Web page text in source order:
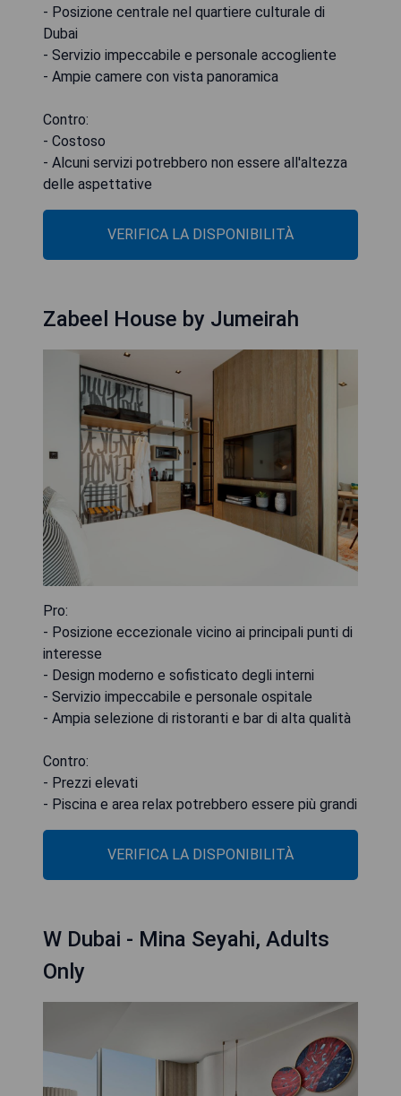
- Posizione centrale nel quartiere culturale di
Dubai
- Servizio impeccabile e personale accogliente
- Ampie camere con vista panoramica
Contro:
- Costoso
- Alcuni servizi potrebbero non essere all'altezza
delle aspettative
VERIFICA LA DISPONIBILITÀ
Zabeel House by Jumeirah
Pro:
- Posizione eccezionale vicino ai principali punti di
interesse
- Design moderno e sofisticato degli interni
- Servizio impeccabile e personale ospitale
- Ampia selezione di ristoranti e bar di alta qualità
Contro:
- Prezzi elevati
- Piscina e area relax potrebbero essere più grandi
VERIFICA LA DISPONIBILITÀ
W Dubai - Mina Seyahi, Adults
Only